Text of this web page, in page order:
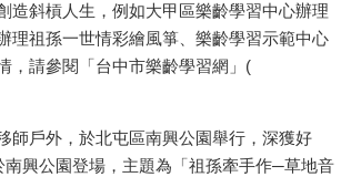
造斜槓人生，例如大甲區樂齡學習中心辦理
理祖孫一世情彩繪風箏、樂齡學習示範中心
，請參閱「台中市樂齡學習網」(
師戶外，於北屯區南興公園舉行，深獲好
興公園登場，主題為「祖孫牽手作─草地音